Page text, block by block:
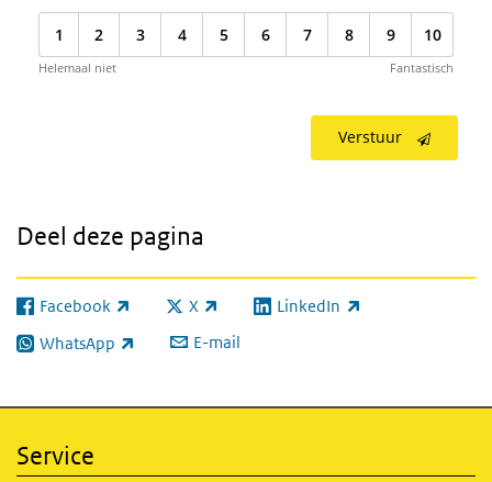
1 2 3 4 5 6 7 8 9 10
Helemaal niet Fantastisch
Verstuur
Deel deze pagina
Facebook
(externe link) X
(externe link) LinkedIn
(externe link)
WhatsApp
(externe link) E-mail
Service